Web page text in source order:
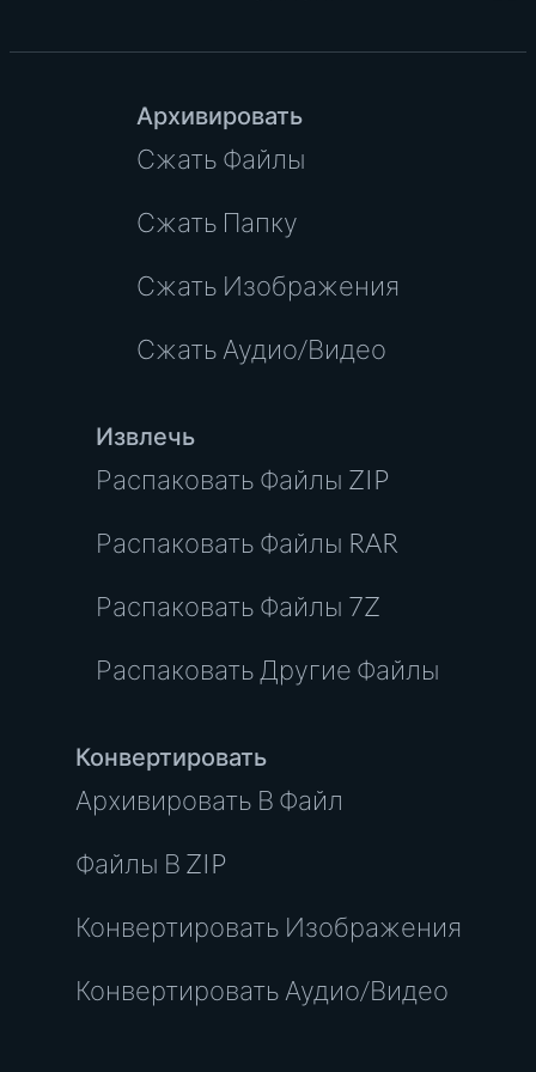
Архивировать
Сжать Файлы
Сжать Папку
Сжать Изображения
Сжать Аудио/Видео
Извлечь
Распаковать Файлы ZIP
Распаковать Файлы RAR
Распаковать Файлы 7Z
Распаковать Другие Файлы
Конвертировать
Архивировать В Файл
Файлы В ZIP
Конвертировать Изображения
Конвертировать Аудио/Видео